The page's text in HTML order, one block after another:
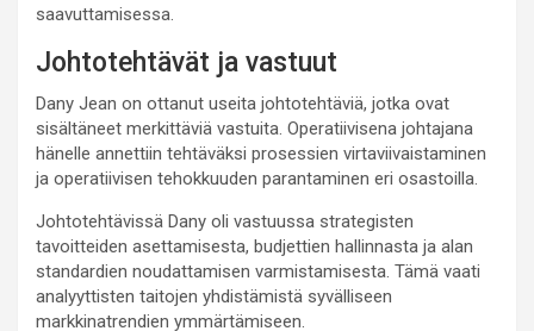
saavuttamisessa.
Johtotehtävät ja vastuut
Dany Jean on ottanut useita johtotehtäviä, jotka ovat
sisältäneet merkittäviä vastuita. Operatiivisena johtajana
hänelle annettiin tehtäväksi prosessien virtaviivaistaminen
ja operatiivisen tehokkuuden parantaminen eri osastoilla.
Johtotehtävissä Dany oli vastuussa strategisten
tavoitteiden asettamisesta, budjettien hallinnasta ja alan
standardien noudattamisen varmistamisesta. Tämä vaati
analyyttisten taitojen yhdistämistä syvälliseen
markkinatrendien ymmärtämiseen.